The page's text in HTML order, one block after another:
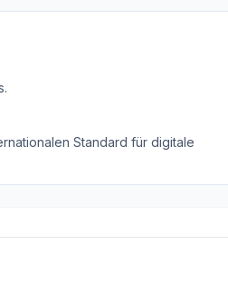
.
Standard für digitale